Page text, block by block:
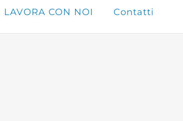
LAVORA CON NOI Contatti